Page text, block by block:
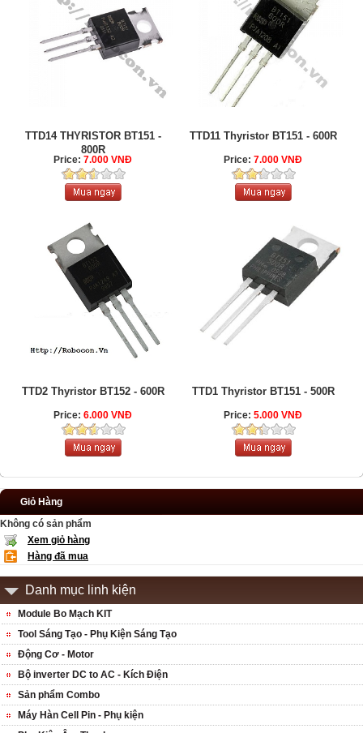
TTD14 THYRISTOR BT151 -
800R
Price:7.000 VNĐ
TTD11 Thyristor BT151 - 600R
Price:7.000 VNĐ
TTD2 Thyristor BT152 - 600R
Price:6.000 VNĐ
TTD1 Thyristor BT151 - 500R
Price:5.000 VNĐ
Giỏ Hàng
Không có sản phẩm
Xem giỏ hàng
Hàng đã mua
Danh mục linh kiện
Module Bo Mạch KIT
Tool Sáng Tạo - Phụ Kiện Sáng Tạo
Động Cơ - Motor
Bộ inverter DC to AC - Kích Điện
Sản phẩm Combo
Máy Hàn Cell Pin - Phụ kiện